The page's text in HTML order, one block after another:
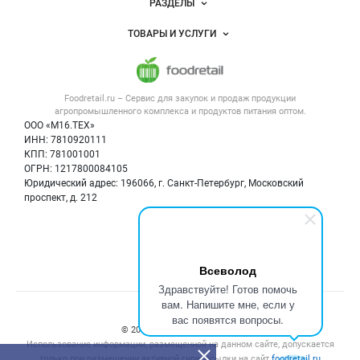
Всеволод
Здравствуйте! Готов помочь
вам. Напишите мне, если у
вас появятся вопросы.
Foodretail.ru – Сервис для закупок и продаж продукции
агропромышленного комплекса и продуктов питания оптом.
ООО «М16.ТЕХ»
ИНН: 7810920111
КПП: 781001001
ОГРН: 1217800084105
Юридический адрес: 196066, г. Санкт-Петербург, Московский
проспект, д. 212
Размещение рекламы
Публичная оферта
Контактная информация
Политика обработки персональных данных
РАЗДЕЛЫ
Объявления
Новости рынка
Вакансии
ТОВАРЫ И УСЛУГИ
Напитки, соки, вода
Оборудование для пищепрома
Информация о компаниях
Карта объявлений
Счетчики, авторское право, логотипы
© 2008‑2026 ООО “М16.Тех”.
Использование информации, размещенной на данном сайте, допускается